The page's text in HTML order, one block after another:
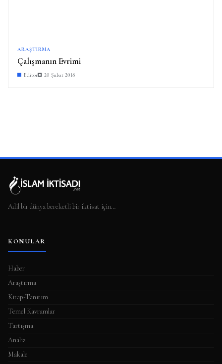
ARAŞTIRMA
Çalışmanın Evrimi
Editör 20 Şubat 2018
Adil bir dünya bereketli bir iktisat için…
KONULAR
Haber
Araştırma
Kitap-Tanıtım
Temel Kavramlar
Tartışma
Analiz
Makale